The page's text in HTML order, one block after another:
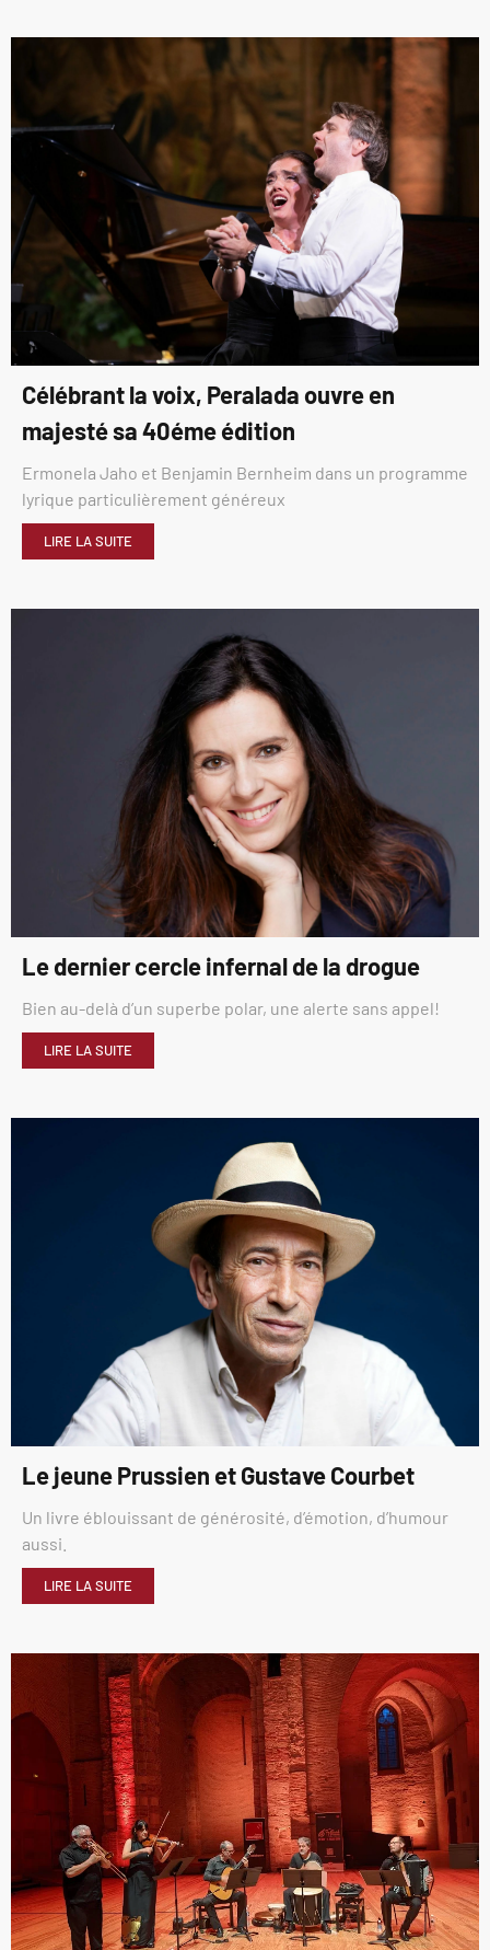
Célébrant la voix, Peralada ouvre en
majesté sa 40éme édition
Ermonela Jaho et Benjamin Bernheim dans un programme
lyrique particulièrement généreux
LIRE LA SUITE
Le dernier cercle infernal de la drogue
Bien au-delà d’un superbe polar, une alerte sans appel!
LIRE LA SUITE
Le jeune Prussien et Gustave Courbet
Un livre éblouissant de générosité, d’émotion, d’humour
aussi.
LIRE LA SUITE